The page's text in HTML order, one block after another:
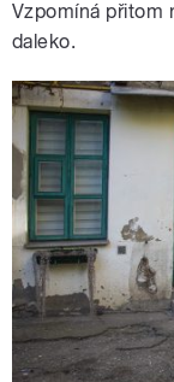
Vzpomíná přitom
daleko.